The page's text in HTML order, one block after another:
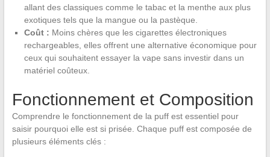
allant des classiques comme le tabac et la menthe aux plus
exotiques tels que la mangue ou la pastèque.
Coût : Moins chères que les cigarettes électroniques
rechargeables, elles offrent une alternative économique pour
ceux qui souhaitent essayer la vape sans investir dans un
matériel coûteux.
Fonctionnement et Composition
Comprendre le fonctionnement de la puff est essentiel pour
saisir pourquoi elle est si prisée. Chaque puff est composée de
plusieurs éléments clés :